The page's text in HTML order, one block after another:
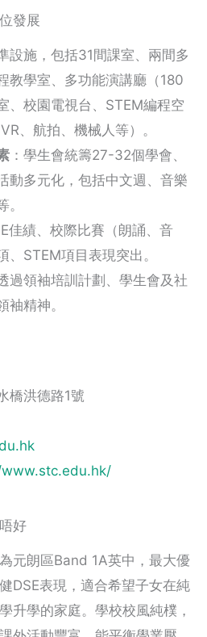
發展
設施，包括31間課室、兩間多
教學室、多功能演講廳（180
、校園電視台、STEM編程空
、航拍、機械人等）。
：學生會統籌27-32個學會、
動多元化，包括中文週、音樂
佳績、校際比賽（朗誦、音
、STEM項目表現突出。
過領袖培訓計劃、學生會及社
袖精神。
橋洪德路1號
好
元朗區Band 1A英中，最大優
DSE表現，適合希望子女在純
升學的家庭。學校校風純樸，